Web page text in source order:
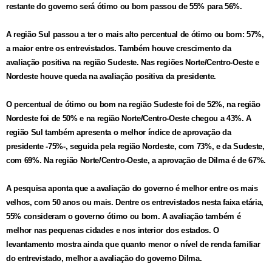
restante do governo será ótimo ou bom passou de 55% para 56%.
A região Sul passou a ter o mais alto percentual de ótimo ou bom: 57%,
a maior entre os entrevistados. Também houve crescimento da
avaliação positiva na região Sudeste. Nas regiões Norte/Centro-Oeste e
Nordeste houve queda na avaliação positiva da presidente.
O percentual de ótimo ou bom na região Sudeste foi de 52%, na região
Nordeste foi de 50% e na região Norte/Centro-Oeste chegou a 43%. A
região Sul também apresenta o melhor índice de aprovação da
presidente -75%-, seguida pela região Nordeste, com 73%, e da Sudeste,
com 69%. Na região Norte/Centro-Oeste, a aprovação de Dilma é de 67%.
A pesquisa aponta que a avaliação do governo é melhor entre os mais
velhos, com 50 anos ou mais. Dentre os entrevistados nesta faixa etária,
55% consideram o governo ótimo ou bom. A avaliação também é
melhor nas pequenas cidades e nos interior dos estados. O
levantamento mostra ainda que quanto menor o nível de renda familiar
do entrevistado, melhor a avaliação do governo Dilma.